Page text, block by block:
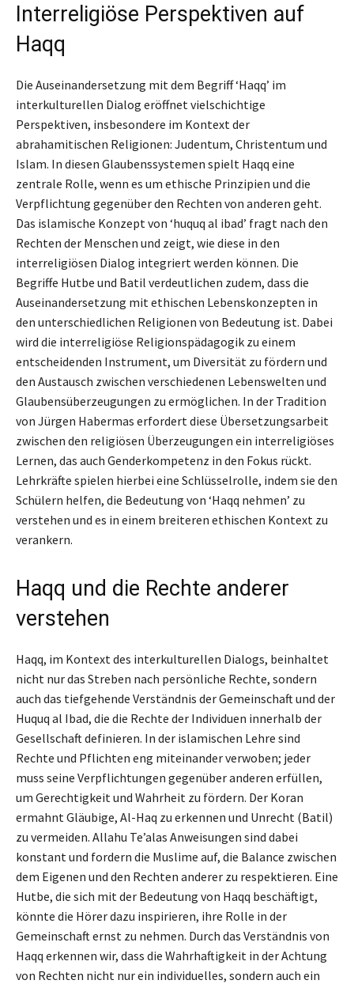
Interreligiöse Perspektiven auf
Haqq
Die Auseinandersetzung mit dem Begriff ‘Haqq’ im
interkulturellen Dialog eröffnet vielschichtige
Perspektiven, insbesondere im Kontext der
abrahamitischen Religionen: Judentum, Christentum und
Islam. In diesen Glaubenssystemen spielt Haqq eine
zentrale Rolle, wenn es um ethische Prinzipien und die
Verpflichtung gegenüber den Rechten von anderen geht.
Das islamische Konzept von ‘huquq al ibad’ fragt nach den
Rechten der Menschen und zeigt, wie diese in den
interreligiösen Dialog integriert werden können. Die
Begriffe Hutbe und Batil verdeutlichen zudem, dass die
Auseinandersetzung mit ethischen Lebenskonzepten in
den unterschiedlichen Religionen von Bedeutung ist. Dabei
wird die interreligiöse Religionspädagogik zu einem
entscheidenden Instrument, um Diversität zu fördern und
den Austausch zwischen verschiedenen Lebenswelten und
Glaubensüberzeugungen zu ermöglichen. In der Tradition
von Jürgen Habermas erfordert diese Übersetzungsarbeit
zwischen den religiösen Überzeugungen ein interreligiöses
Lernen, das auch Genderkompetenz in den Fokus rückt.
Lehrkräfte spielen hierbei eine Schlüsselrolle, indem sie den
Schülern helfen, die Bedeutung von ‘Haqq nehmen’ zu
verstehen und es in einem breiteren ethischen Kontext zu
verankern.
Haqq und die Rechte anderer
verstehen
Haqq, im Kontext des interkulturellen Dialogs, beinhaltet
nicht nur das Streben nach persönliche Rechte, sondern
auch das tiefgehende Verständnis der Gemeinschaft und der
Huquq al Ibad, die die Rechte der Individuen innerhalb der
Gesellschaft definieren. In der islamischen Lehre sind
Rechte und Pflichten eng miteinander verwoben; jeder
muss seine Verpflichtungen gegenüber anderen erfüllen,
um Gerechtigkeit und Wahrheit zu fördern. Der Koran
ermahnt Gläubige, Al-Haq zu erkennen und Unrecht (Batil)
zu vermeiden. Allahu Te’alas Anweisungen sind dabei
konstant und fordern die Muslime auf, die Balance zwischen
dem Eigenen und den Rechten anderer zu respektieren. Eine
Hutbe, die sich mit der Bedeutung von Haqq beschäftigt,
könnte die Hörer dazu inspirieren, ihre Rolle in der
Gemeinschaft ernst zu nehmen. Durch das Verständnis von
Haqq erkennen wir, dass die Wahrhaftigkeit in der Achtung
von Rechten nicht nur ein individuelles, sondern auch ein